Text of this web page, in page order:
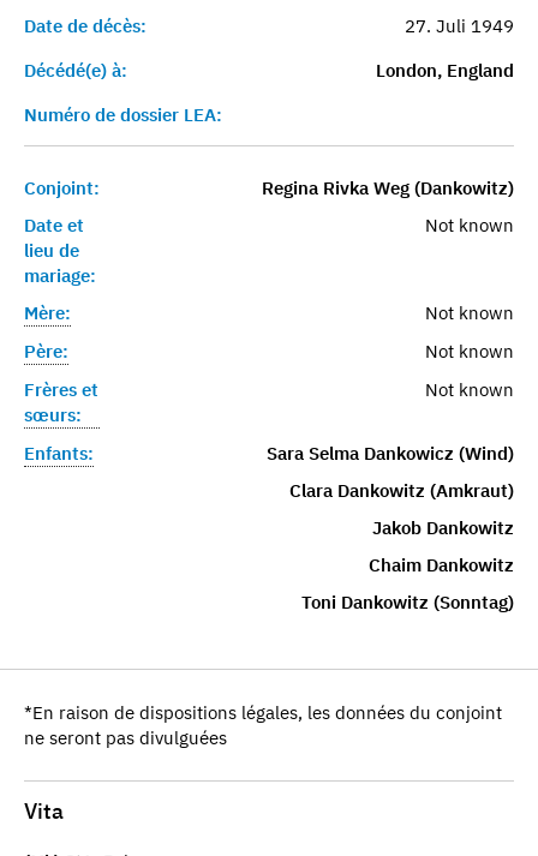
Date de décès:
27. Juli 1949
Décédé(e) à:
London, England
Numéro de dossier LEA:
Conjoint:
Regina Rivka Weg (Dankowitz)
Date et
lieu de
mariage:
Not known
Mère:
Not known
Père:
Not known
Frères et
sœurs:
Not known
Enfants:
Sara Selma Dankowicz (Wind)
Clara Dankowitz (Amkraut)
Jakob Dankowitz
Chaim Dankowitz
Toni Dankowitz (Sonntag)
*En raison de dispositions légales, les données du conjoint
ne seront pas divulguées
Vita